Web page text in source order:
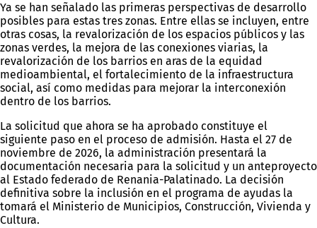
Ya se han señalado las primeras perspectivas de desarrollo
posibles para estas tres zonas. Entre ellas se incluyen, entre
otras cosas, la revalorización de los espacios públicos y las
zonas verdes, la mejora de las conexiones viarias, la
revalorización de los barrios en aras de la equidad
medioambiental, el fortalecimiento de la infraestructura
social, así como medidas para mejorar la interconexión
dentro de los barrios.
La solicitud que ahora se ha aprobado constituye el
siguiente paso en el proceso de admisión. Hasta el 27 de
noviembre de 2026, la administración presentará la
documentación necesaria para la solicitud y un anteproyecto
al Estado federado de Renania-Palatinado. La decisión
definitiva sobre la inclusión en el programa de ayudas la
tomará el Ministerio de Municipios, Construcción, Vivienda y
Cultura.